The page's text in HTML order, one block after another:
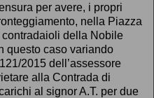
per avere, i propri
nella Piazza
della Nobile
questo caso variando
2015 dell’assessore
alla Contrada di
al signor A.T. per due